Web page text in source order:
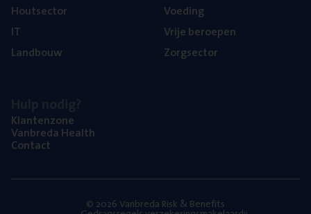
Hout­sec­tor
IT
Land­bouw
Voe­ding
Vrije beroe­pen
Zorg­sec­tor
Klan­ten­zo­ne
Van­b­re­da Health
Con­tact
© 2026 Vanbreda Risk & Benefits